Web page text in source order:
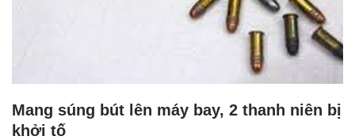
Mang súng bút lên máy bay, 2 thanh niên bị
khởi tố